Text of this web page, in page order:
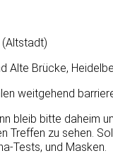
Alte Brücke,
weitgehend
bleib bitte daheim
Treffen zu sehen.
Tests, und Masken.